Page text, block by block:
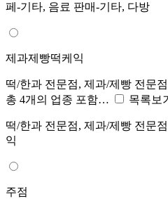
페-기타, 음료 판매-기타, 다방
제과제빵떡케익
떡/한과 전문점, 제과/제빵 전문
총 4개의 업종 포함…
목록보기
떡/한과 전문점, 제과/제빵 전문
익
주점